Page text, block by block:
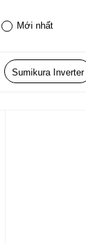
Mới nhất
Sumikura Inverter